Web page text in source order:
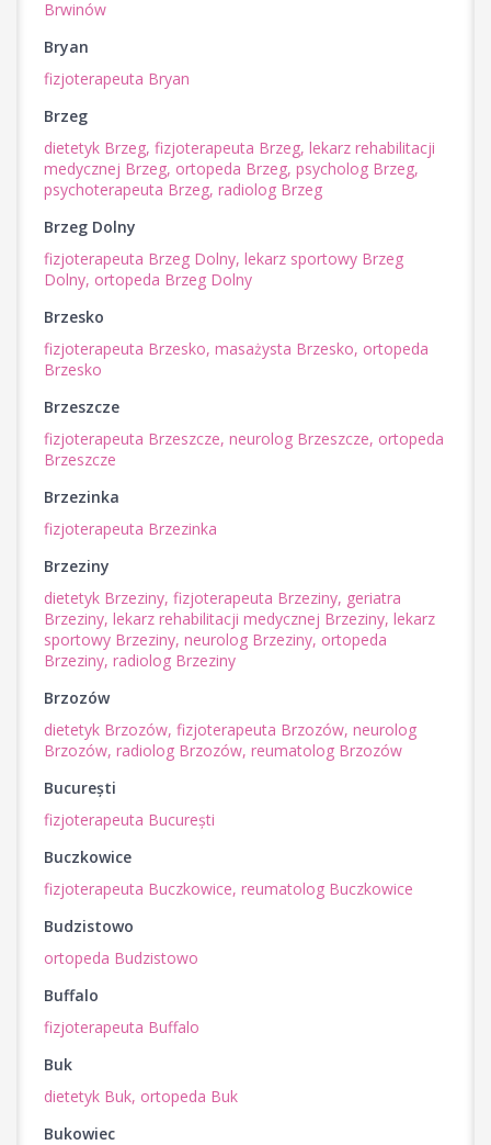
Brwinów
Bryan
fizjoterapeuta Bryan
Brzeg
dietetyk Brzeg, fizjoterapeuta Brzeg, lekarz rehabilitacji
medycznej Brzeg, ortopeda Brzeg, psycholog Brzeg,
psychoterapeuta Brzeg, radiolog Brzeg
Brzeg Dolny
fizjoterapeuta Brzeg Dolny, lekarz sportowy Brzeg
Dolny, ortopeda Brzeg Dolny
Brzesko
fizjoterapeuta Brzesko, masażysta Brzesko, ortopeda
Brzesko
Brzeszcze
fizjoterapeuta Brzeszcze, neurolog Brzeszcze, ortopeda
Brzeszcze
Brzezinka
fizjoterapeuta Brzezinka
Brzeziny
dietetyk Brzeziny, fizjoterapeuta Brzeziny, geriatra
Brzeziny, lekarz rehabilitacji medycznej Brzeziny, lekarz
sportowy Brzeziny, neurolog Brzeziny, ortopeda
Brzeziny, radiolog Brzeziny
Brzozów
dietetyk Brzozów, fizjoterapeuta Brzozów, neurolog
Brzozów, radiolog Brzozów, reumatolog Brzozów
București
fizjoterapeuta București
Buczkowice
fizjoterapeuta Buczkowice, reumatolog Buczkowice
Budzistowo
ortopeda Budzistowo
Buffalo
fizjoterapeuta Buffalo
Buk
dietetyk Buk, ortopeda Buk
Bukowiec